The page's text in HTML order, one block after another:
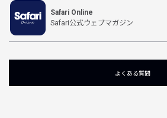
Safari Online
Safari公式ウェブマガジン
よくある質問